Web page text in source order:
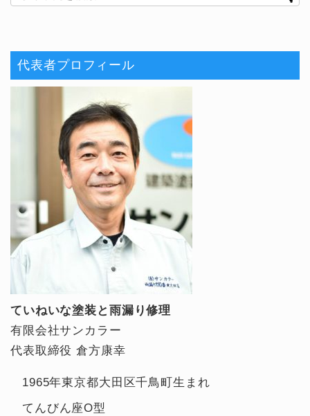
代表者プロフィール
ていねいな塗装と雨漏り修理
有限会社サンカラー
代表取締役 倉方康幸
1965年東京都大田区千鳥町生まれ
てんびん座O型